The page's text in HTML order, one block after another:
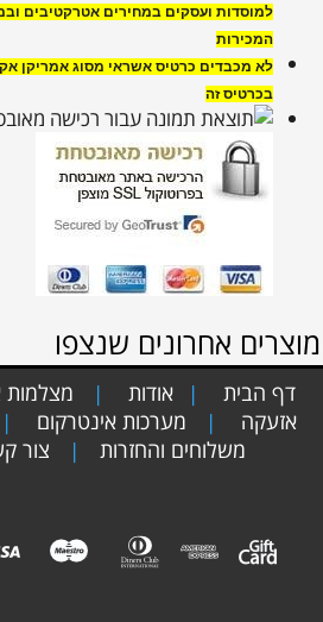
למוסדות ועסקים במחירים אטרקטיבים
המכירות
לא מכבדים כרטיס אשראי מסוג אמריקן
בכרטיס זה
מוצרים אחרונים שנצפו
דף הבית | אודות |
אזעקה
| מערכות אינטרקום |
משלוחים והחזרות
| צור